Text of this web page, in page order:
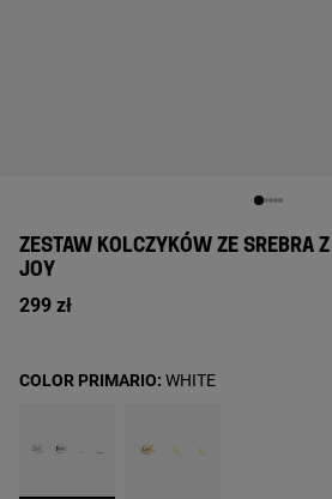
ZESTAW KOLCZYKÓW ZE SREBRA
JOY
299 zł
COLOR PRIMARIO: WHITE